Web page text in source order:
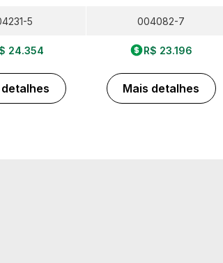
5
24.354
004082-7
R$ 23.196
Mais detalhes